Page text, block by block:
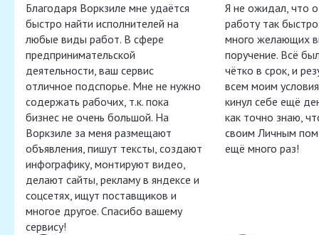
Благодаря Воркзиле мне удаётся
быстро найти исполнителей на
любые виды работ. В сфере
предпринимательской
деятельности, ваш сервис
отличное подспорье. Мне не нужно
содержать рабочих, т.к. пока
бизнес не очень большой. На
Воркзиле за меня размещают
объявления, пишут тексты, создают
инфографику, монтируют видео,
делают сайты, рекламу в яндексе и
соцсетях, ищут поставщиков и
многое другое. Спасибо вашему
сервису!
Я не ожидал, что
работу так
много желающих
поручение. Всё
чётко в срок, и
всем моим
кинул себе ещё
как точно знаю,
своим Личным
ещё много раз!